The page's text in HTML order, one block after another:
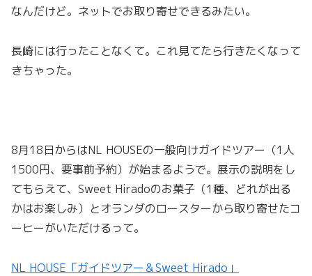
なんだけど。ネットでお取り寄せできるみたい。
長崎には行ったことなくて。これ見てたら行きたくなって
きちゃった。
8月18日からはNL HOUSEの一般向けガイドツアー（1人
1500円、要事前予約）が始まるようで。展示の説明をし
てもらえて、Sweet Hiradoのお菓子（1種、どれが出る
かはお楽しみ）とオランダのロースターから取り寄せたコ
ーヒーがいただけるって。
NL HOUSE「ガイドツアー＆Sweet Hirado」